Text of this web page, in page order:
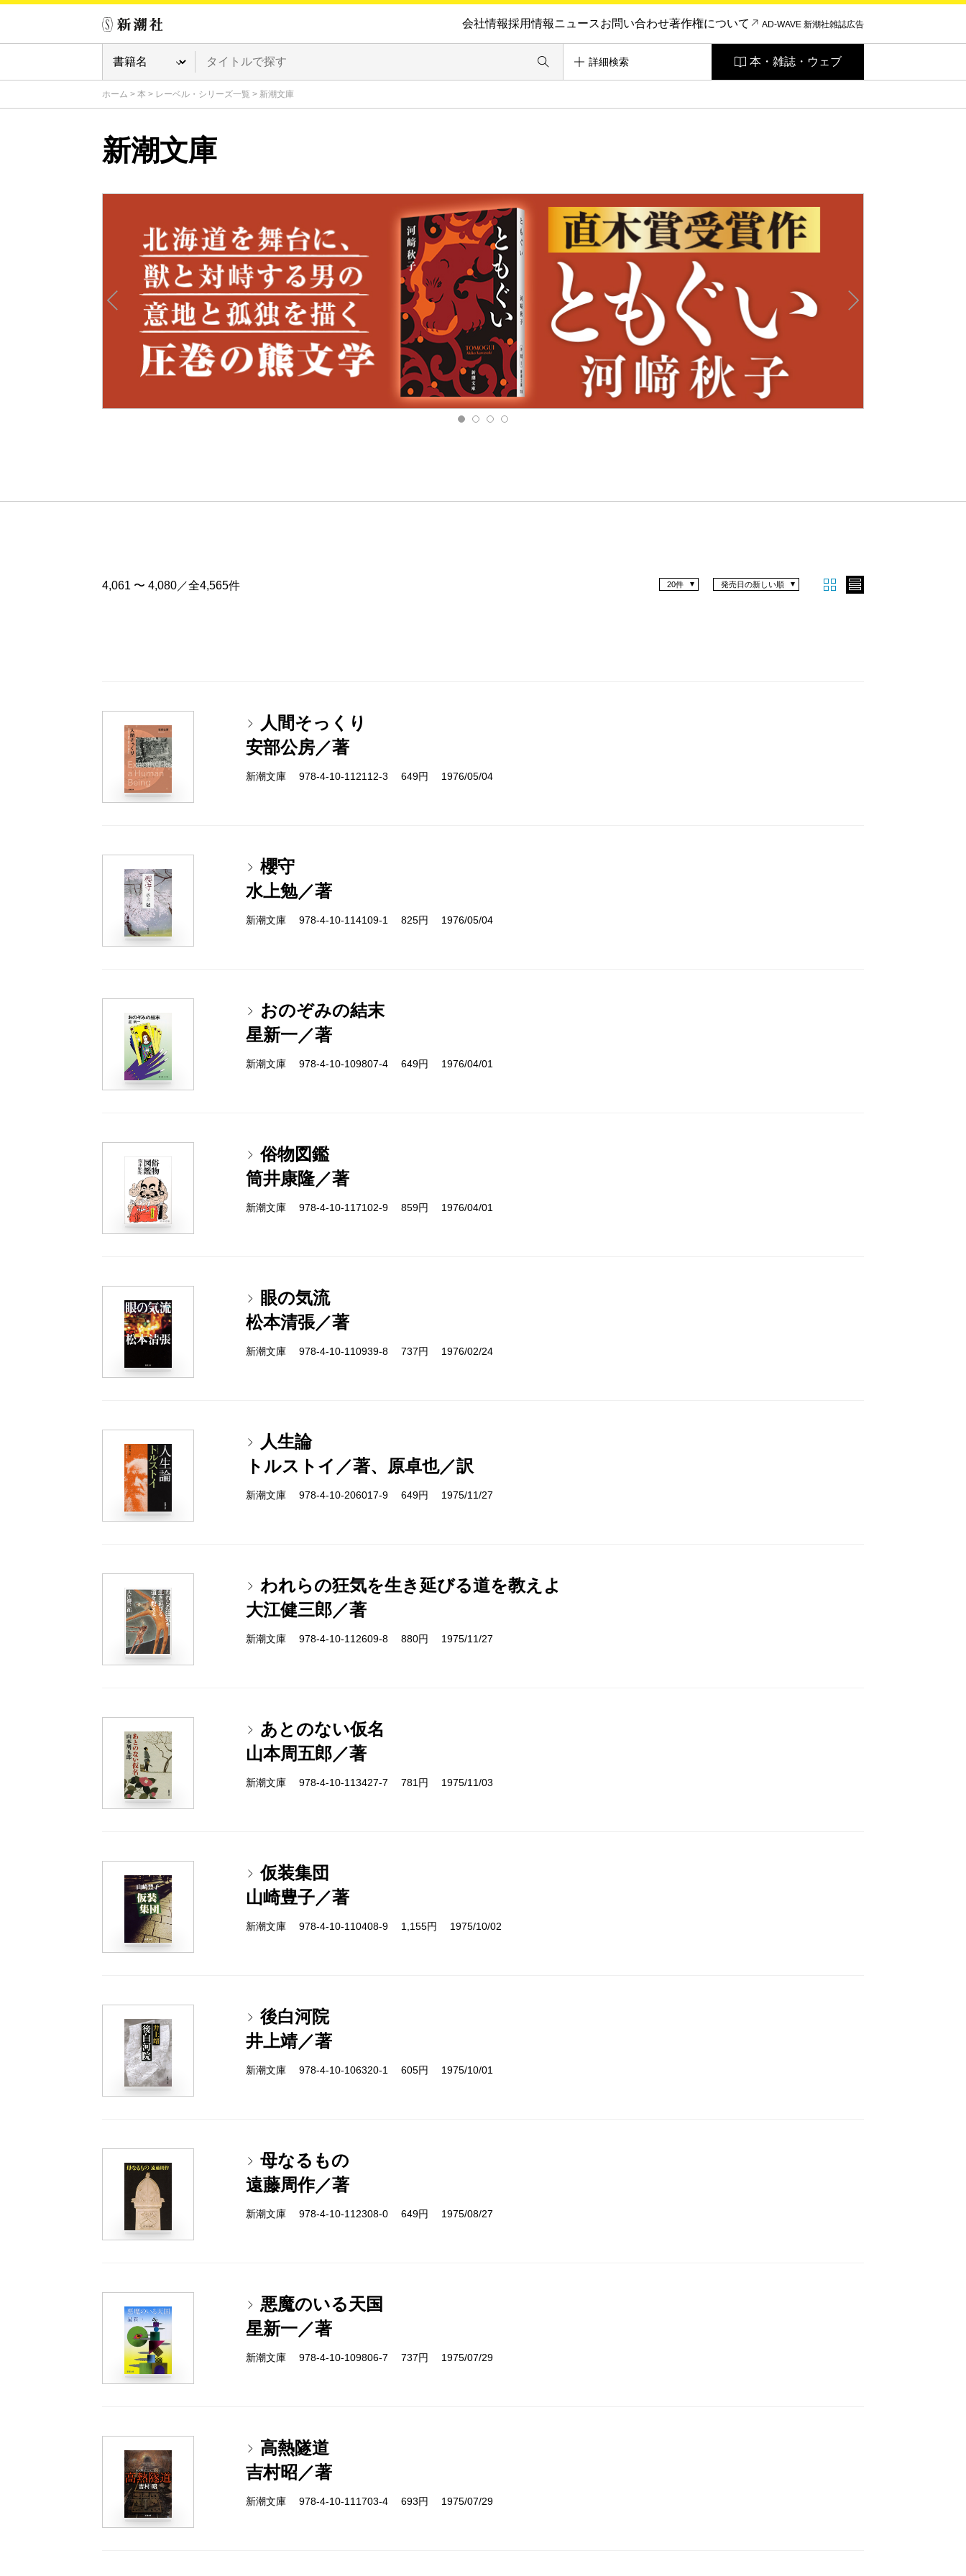
会社情報採用情報ニュースお問い合わせ著作権について AD-WAVE 新潮社雑誌広告
詳細検索 本・雑誌・ウェブ
ホーム > 本 > レーベル・シリーズ一覧 > 新潮文庫
新潮文庫
4,061 〜 4,080／全4,565件 発売日の新しい順
20件
人間そっくり
安部公房／著
新潮文庫 978-4-10-112112-3 649円 1976/05/04
櫻守
水上勉／著
新潮文庫 978-4-10-114109-1 825円 1976/05/04
おのぞみの結末
星新一／著
新潮文庫 978-4-10-109807-4 649円 1976/04/01
俗物図鑑
筒井康隆／著
新潮文庫 978-4-10-117102-9 859円 1976/04/01
眼の気流
松本清張／著
新潮文庫 978-4-10-110939-8 737円 1976/02/24
人生論
トルストイ／著、原卓也／訳
新潮文庫 978-4-10-206017-9 649円 1975/11/27
われらの狂気を生き延びる道を教えよ
大江健三郎／著
新潮文庫 978-4-10-112609-8 880円 1975/11/27
あとのない仮名
山本周五郎／著
新潮文庫 978-4-10-113427-7 781円 1975/11/03
仮装集団
山崎豊子／著
新潮文庫 978-4-10-110408-9 1,155円 1975/10/02
後白河院
井上靖／著
新潮文庫 978-4-10-106320-1 605円 1975/10/01
母なるもの
遠藤周作／著
新潮文庫 978-4-10-112308-0 649円 1975/08/27
悪魔のいる天国
星新一／著
新潮文庫 978-4-10-109806-7 737円 1975/07/29
高熱隧道
吉村昭／著
新潮文庫 978-4-10-111703-4 693円 1975/07/29